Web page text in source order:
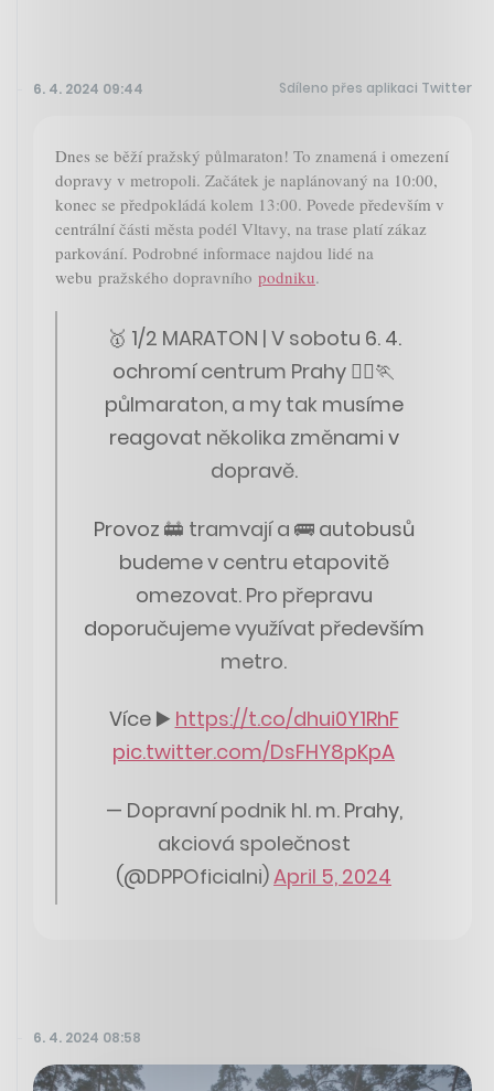
6. 4. 2024 09:44 Sdíleno přes aplikaci Twitter
Dnes se běží pražský půlmaraton! To znamená i omezení
dopravy v metropoli. Začátek je naplánovaný na 10:00,
konec se předpokládá kolem 13:00. Povede především v
centrální části města podél Vltavy, na trase platí zákaz
parkování. Podrobné informace najdou lidé na
webu pražského dopravního podniku.
🥇 1/2 MARATON | V sobotu 6. 4.
ochromí centrum Prahy 🏃‍♂️🏃
půlmaraton, a my tak musíme
reagovat několika změnami v
dopravě.
Provoz 🚋 tramvají a 🚌 autobusů
budeme v centru etapovitě
omezovat. Pro přepravu
doporučujeme využívat především
metro.
Více ▶️ https://t.co/dhui0Y1RhF
pic.twitter.com/DsFHY8pKpA
— Dopravní podnik hl. m. Prahy,
akciová společnost
(@DPPOficialni)April 5, 2024
6. 4. 2024 08:58